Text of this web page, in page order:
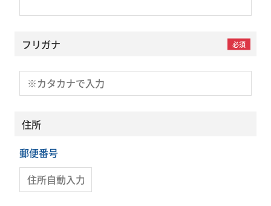
COMPANY
必須
フリガナ
住所
郵便番号